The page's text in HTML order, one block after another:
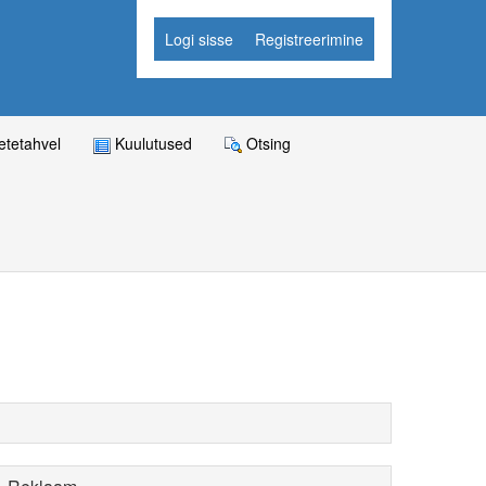
Logi sisse Registreerimine
Kuulutused Otsing